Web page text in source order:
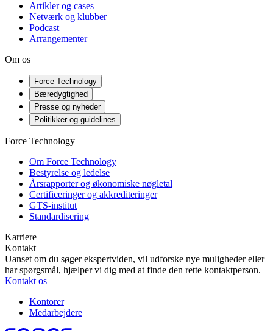
Artikler og cases
Netværk og klubber
Podcast
Arrangementer
Om os
Force Technology
Bæredygtighed
Presse og nyheder
Politikker og guidelines
Force Technology
Om Force Technology
Bestyrelse og ledelse
Årsrapporter og økonomiske nøgletal
Certificeringer og akkrediteringer
GTS-institut
Standardisering
Karriere
Kontakt
Uanset om du søger ekspertviden, vil udforske nye muligheder eller
har spørgsmål, hjælper vi dig med at finde den rette kontaktperson.
Kontakt os
Kontorer
Medarbejdere